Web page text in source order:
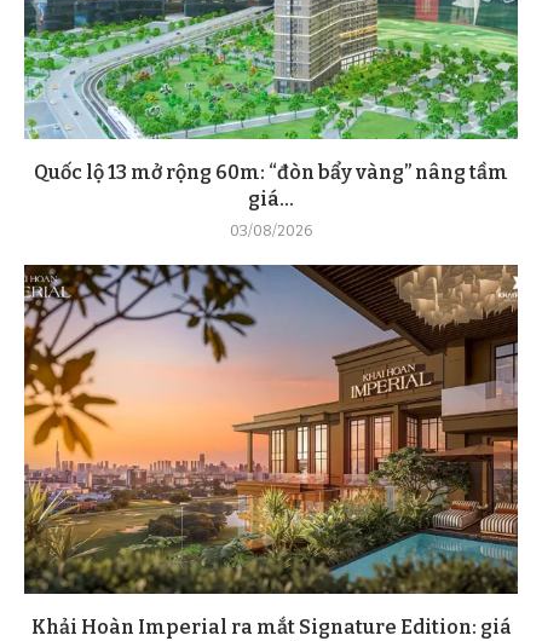
Quốc lộ 13 mở rộng 60m: “đòn bẩy vàng” nâng tầm
giá...
03/08/2026
Khải Hoàn Imperial ra mắt Signature Edition: giá